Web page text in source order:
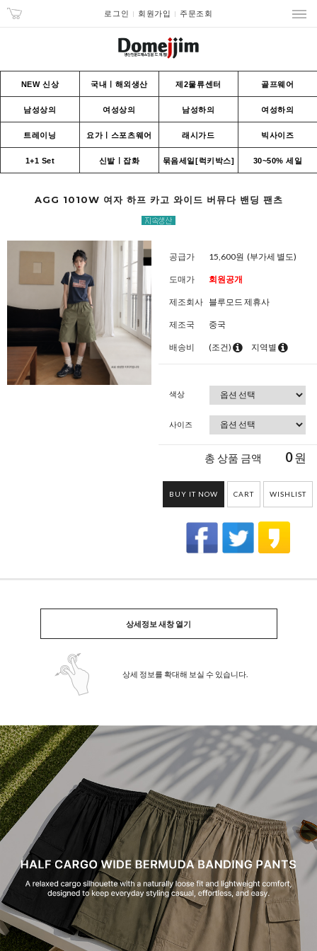
로그인 회원가입 주문조회
NEW 신상 국내ㅣ해외생산 제2물류센터 골프웨어
남성상의 여성상의 남성하의 여성하의
트레이닝 요가ㅣ스포츠웨어 래시가드 빅사이즈
1+1 Set 신발ㅣ잡화 묶음세일[럭키박스] 30~50% 세일
AGG 1010W 여자 하프 카고 와이드 버뮤다 밴딩 팬츠
공급가 15,600원 (부가세 별도)
도매가 회원공개
제조회사 블루모드 제휴사
제조국 중국
배송비 (조건) 지역별
색상
사이즈
총 상품 금액 0원
BUY IT NOW CART WISHLIST
상세정보 새창 열기
상세 정보를 확대해 보실 수 있습니다.